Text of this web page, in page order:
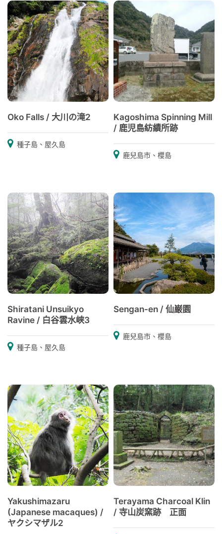
Oko Falls / 大川の滝2
種子島、屋久島
Kagoshima Spinning Mill
/ 鹿児島紡績所跡
鹿兒島市、櫻島
Shiratani Unsuikyo
Ravine / 白谷雲水峡3
種子島、屋久島
Sengan-en / 仙巌園
鹿兒島市、櫻島
Yakushimazaru
(Japanese macaques) /
ヤクシマザル2
Terayama Charcoal Klin
/ 寺山炭窯跡 正面